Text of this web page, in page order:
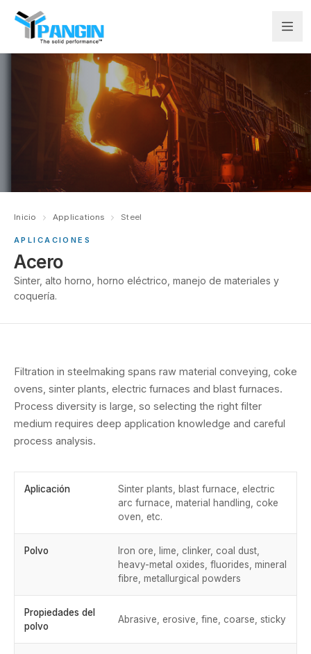
Inicio Applications Steel
APLICACIONES
Acero
Sinter, alto horno, horno eléctrico, manejo de materiales y
coquería.
Filtration in steelmaking spans raw material conveying, coke
ovens, sinter plants, electric furnaces and blast furnaces.
Process diversity is large, so selecting the right filter
medium requires deep application knowledge and careful
process analysis.
Aplicación
Sinter plants, blast furnace, electric
arc furnace, material handling, coke
oven, etc.
Polvo
Iron ore, lime, clinker, coal dust,
heavy-metal oxides, fluorides, mineral
fibre, metallurgical powders
Propiedades del
polvo
Abrasive, erosive, fine, coarse, sticky